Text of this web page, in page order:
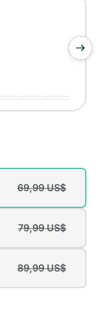
69,99 US$
79,99 US$
89,99 US$